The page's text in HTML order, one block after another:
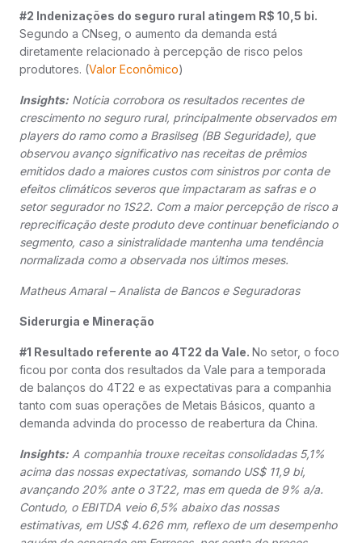
#2 Indenizações do seguro rural atingem R$ 10,5 bi.
Segundo a CNseg, o aumento da demanda está
diretamente relacionado à percepção de risco pelos
produtores. (Valor Econômico)
Insights: Notícia corrobora os resultados recentes de
crescimento no seguro rural, principalmente observados em
players do ramo como a Brasilseg (BB Seguridade), que
observou avanço significativo nas receitas de prêmios
emitidos dado a maiores custos com sinistros por conta de
efeitos climáticos severos que impactaram as safras e o
setor segurador no 1S22. Com a maior percepção de risco a
reprecificação deste produto deve continuar beneficiando o
segmento, caso a sinistralidade mantenha uma tendência
normalizada como a observada nos últimos meses.
Matheus Amaral – Analista de Bancos e Seguradoras
Siderurgia e Mineração
#1 Resultado referente ao 4T22 da Vale. No setor, o foco
ficou por conta dos resultados da Vale para a temporada
de balanços do 4T22 e as expectativas para a companhia
tanto com suas operações de Metais Básicos, quanto a
demanda advinda do processo de reabertura da China.
Insights: A companhia trouxe receitas consolidadas 5,1%
acima das nossas expectativas, somando US$ 11,9 bi,
avançando 20% ante o 3T22, mas em queda de 9% a/a.
Contudo, o EBITDA veio 6,5% abaixo das nossas
estimativas, em US$ 4.626 mm, reflexo de um desempenho